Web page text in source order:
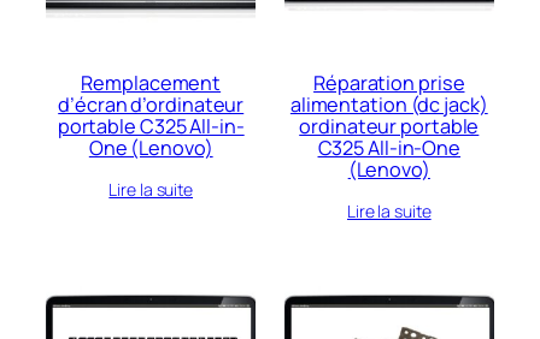
Remplacement
d’écran d’ordinateur
portable C325 All-in-
One (Lenovo)
Lire la suite
Réparation prise
alimentation (dc jack)
ordinateur portable
C325 All-in-One
(Lenovo)
Lire la suite